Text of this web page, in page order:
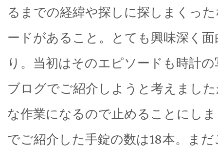
るまでの経緯や探しに探しまくっ
ードがあること。とても興味深く
り。当初はそのエピソードも時計
ブログでご紹介しようと考えまし
な作業になるので止めることにし
でご紹介した手錠の数は18本。ま